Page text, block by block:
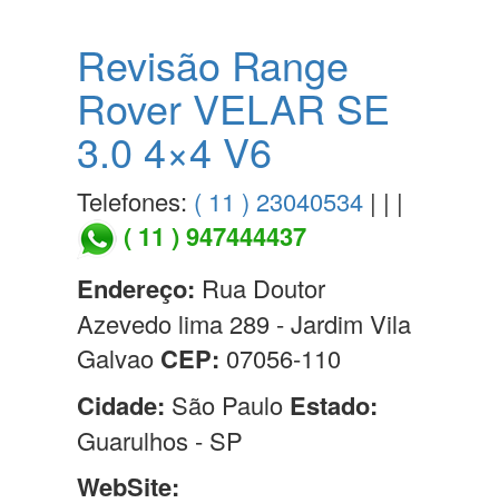
Revisão Range
Rover VELAR SE
3.0 4×4 V6
Telefones: ( 11 ) 23040534 | | |
( 11 ) 947444437
Endereço: Rua Doutor
Azevedo lima 289 - Jardim Vila
Galvao CEP: 07056-110
Cidade: São Paulo Estado:
Guarulhos - SP
WebSite: